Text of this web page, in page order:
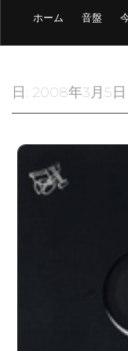
ホーム 音盤
日: 2008年3月5日